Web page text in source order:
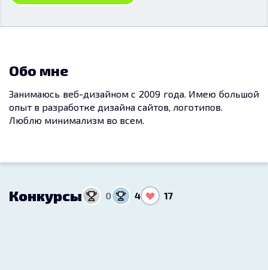
Обо мне
Занимаюсь веб-дизайном с 2009 года. Имею большой
опыт в разработке дизайна сайтов, логотипов.
Люблю минимализм во всем.
Конкурсы 0 4 17